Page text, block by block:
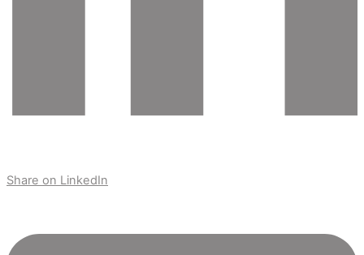
Share on LinkedIn